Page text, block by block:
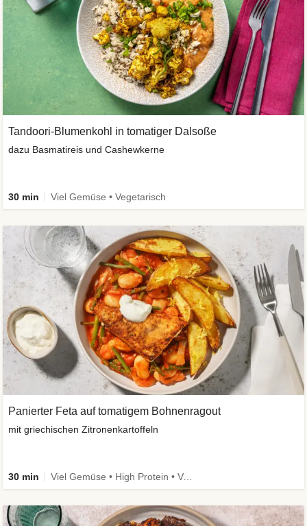
Tandoori-Blumenkohl in tomatiger Dalsoße
dazu Basmatireis und Cashewkerne
30 min Viel Gemüse • Vegetarisch
Panierter Feta auf tomatigem Bohnenragout
mit griechischen Zitronenkartoffeln
30 min Viel Gemüse • High Protein • Vegetarisch